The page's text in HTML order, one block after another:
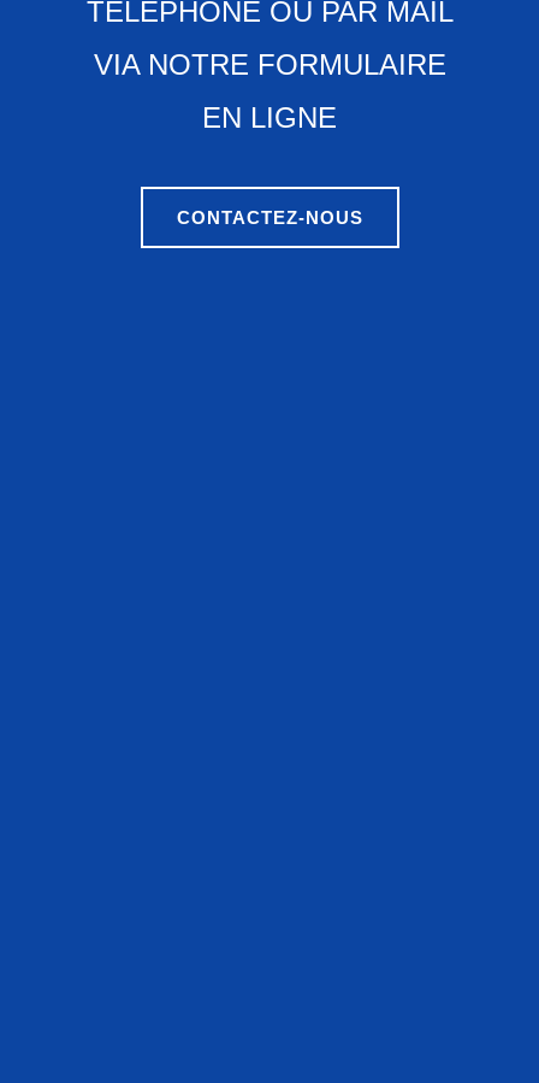
TÉLÉPHONE OU PAR MAIL
VIA NOTRE FORMULAIRE
EN LIGNE
CONTACTEZ-NOUS